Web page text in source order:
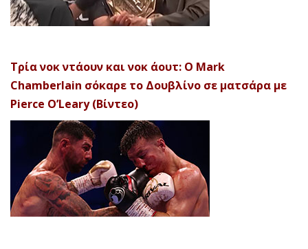
Τρία νοκ ντάουν και νοκ άουτ: Ο Mark
Chamberlain σόκαρε το Δουβλίνο σε ματσάρα με
Pierce O’Leary (Βίντεο)